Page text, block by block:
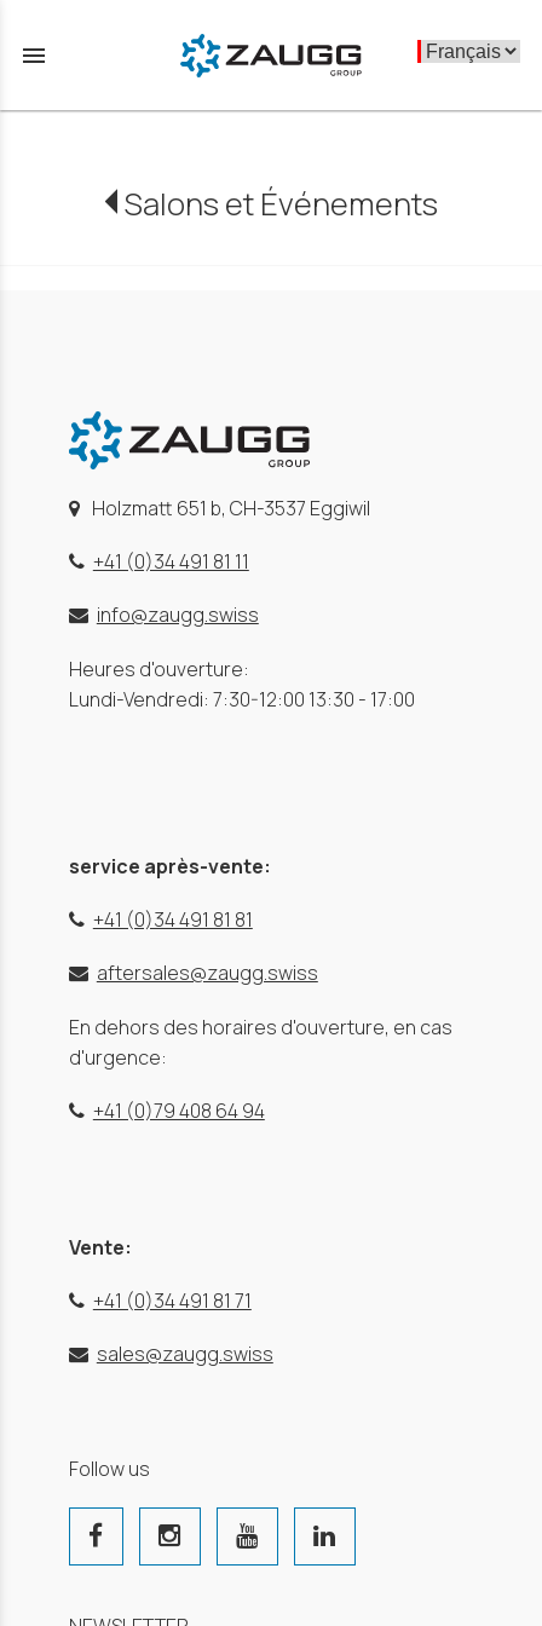
menu
Salons et Événements
Holzmatt 651 b, CH-3537 Eggiwil
+41 (0)34 491 81 11
info@zaugg.swiss
Heures d'ouverture:
Lundi-Vendredi: 7:30-12:00 13:30 - 17:00
service après-vente:
+41 (0)34 491 81 81
aftersales@zaugg.swiss
En dehors des horaires d'ouverture, en cas
d'urgence:
+41 (0)79 408 64 94
Vente:
+41 (0)34 491 81 71
sales@zaugg.swiss
Follow us